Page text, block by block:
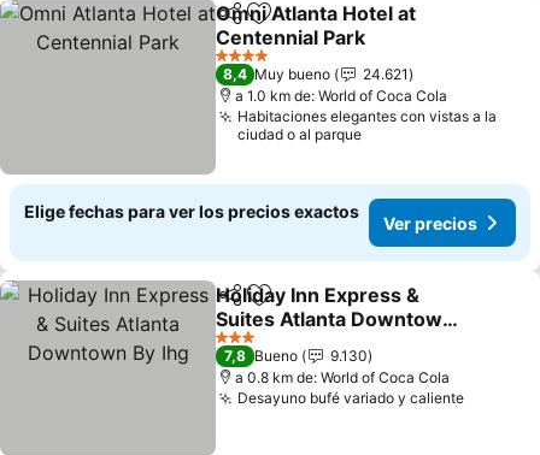
CompartirAgregar a favoritos
Omni Atlanta Hotel at
Centennial Park
4 Estrellas
8,4 Muy bueno
24.621
a 1.0 km de: World of Coca Cola
Habitaciones elegantes con vistas a la
ciudad o al parque
Elige fechas para ver los precios exactos
Ver precios
CompartirAgregar a favoritos
Holiday Inn Express &
Suites Atlanta Downtown
By Ihg
3 Estrellas
7,8 Bueno
9.130
a 0.8 km de: World of Coca Cola
Desayuno bufé variado y caliente